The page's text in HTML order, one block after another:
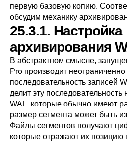
первую базовую копию.
обсудим механику
25.3.1. Настройка
архивирования
В абстрактном смысле,
Pro производит
последовательность записей
делит эту последовательность
WAL, которые обычно имеют
размер сегмента может быть
Файлы сегментов получают
которые отражают их позицию